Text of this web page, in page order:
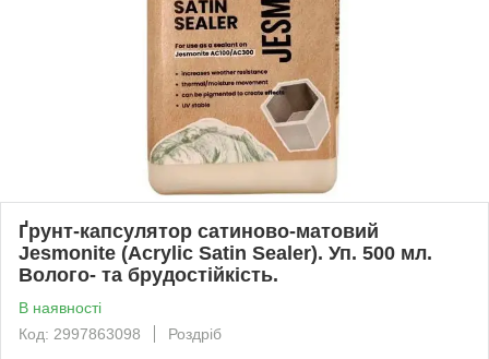
Ґрунт-капсулятор сатиново-матовий
Jesmonite (Acrylic Satin Sealer). Уп. 500 мл.
Волого- та брудостійкість.
В наявності
Код: 2997863098
Роздріб